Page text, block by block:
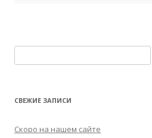
СВЕЖИЕ ЗАПИСИ
Скоро на нашем сайте